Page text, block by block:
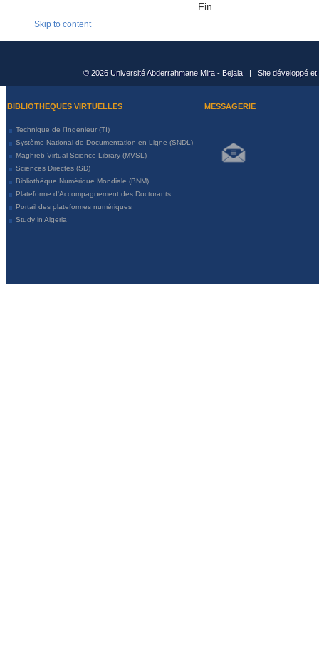
Fin
Skip to content
© 2026 Université Abderrahmane Mira - Bejaia | Site développé
BIBLIOTHEQUES VIRTUELLES MESSAGERIE
Technique de l'Ingenieur (TI)
Système National de Documentation en Ligne (SNDL)
Maghreb Virtual Science Library (MVSL)
Sciences Directes (SD)
Bibliothèque Numérique Mondiale (BNM)
Plateforme d'Accompagnement des Doctorants
Portail des plateformes numériques
Study in Algeria